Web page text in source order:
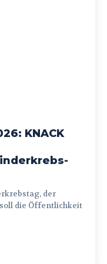
KNACK
die Öffentlichkeit